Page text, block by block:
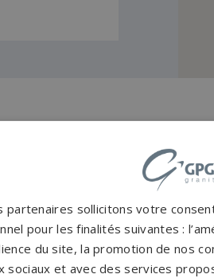
et marbriers
Pompes funèbres
gonesse→
Pompes funèbres
partenaires sollicitons votre
pour les finalités suivantes :
du site, la promotion de nos
sociaux et avec des services